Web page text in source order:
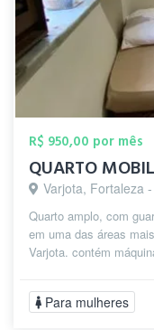
R$ 950,00 por mês
Varjota, Fortaleza
Quarto amplo, com
em uma das áreas
Varjota. contém
Para mulheres